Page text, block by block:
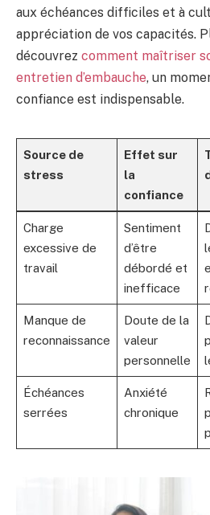
aux échéances difficiles et à
appréciation de vos capacités.
découvrez comment maîtriser
entretien d’embauche, un
confiance est indispensable.
Source de
stress
Effet sur
la
confiance
Charge
excessive de
travail
Sentiment
d’être
débordé et
inefficace
Manque de
reconnaissance
Doute de la
valeur
personnelle
Échéances
serrées
Anxiété
chronique